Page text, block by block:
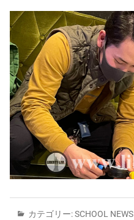
カテゴリー:SCHOOL NEWS